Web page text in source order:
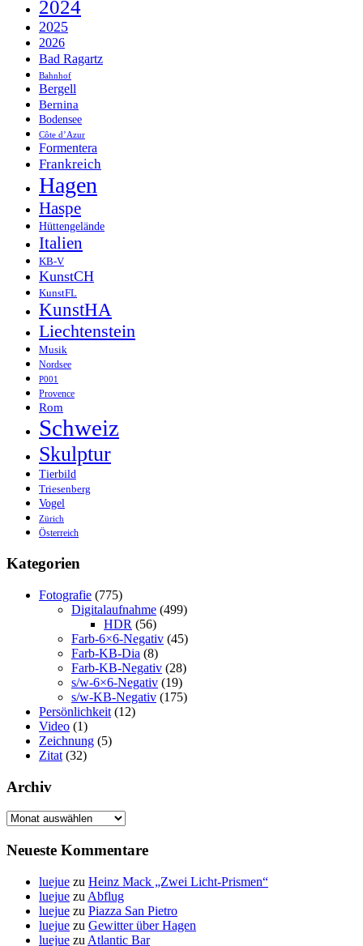
2024
2025
2026
Bad Ragartz
Bahnhof
Bergell
Bernina
Bodensee
Côte d’Azur
Formentera
Frankreich
Hagen
Haspe
Hüttengelände
Italien
KB-V
KunstCH
KunstFL
KunstHA
Liechtenstein
Musik
Nordsee
P001
Provence
Rom
Schweiz
Skulptur
Tierbild
Triesenberg
Vogel
Zürich
Österreich
Kategorien
Fotografie (775)
Digitalaufnahme (499)
HDR (56)
Farb-6×6-Negativ (45)
Farb-KB-Dia (8)
Farb-KB-Negativ (28)
s/w-6×6-Negativ (19)
s/w-KB-Negativ (175)
Persönlichkeit (12)
Video (1)
Zeichnung (5)
Zitat (32)
Archiv
Archiv
Neueste Kommentare
luejue zu Heinz Mack „Zwei Licht-Prismen“
luejue zu Abflug
luejue zu Piazza San Pietro
luejue zu Gewitter über Hagen
luejue zu Atlantic Bar